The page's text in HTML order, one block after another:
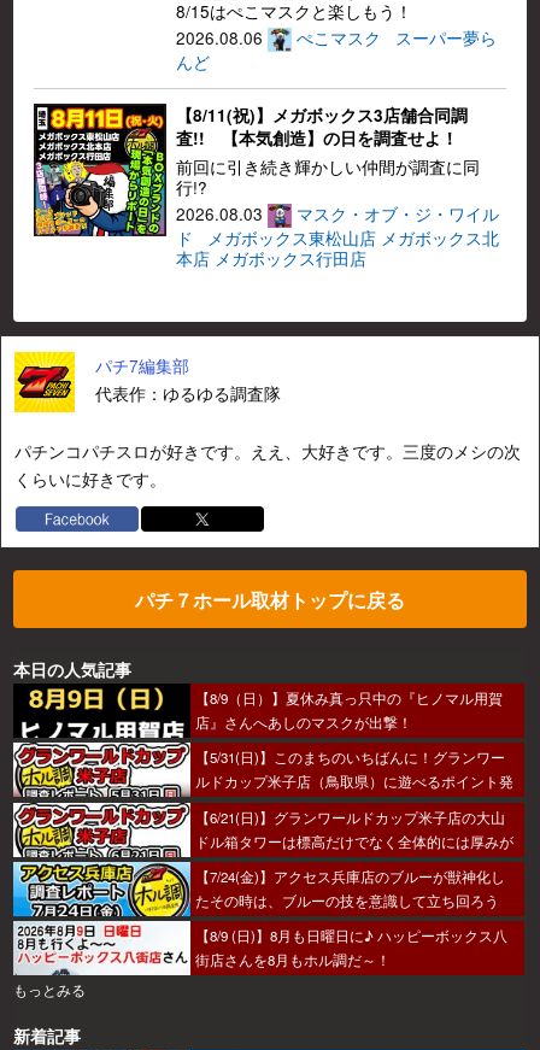
8/15はぺこマスクと楽しもう！
2026.08.06
ぺこマスク
スーパー夢ら
んど
【8/11(祝)】メガボックス3店舗合同調
査!! 【本気創造】の日を調査せよ！
前回に引き続き輝かしい仲間が調査に同
行!?
2026.08.03
マスク・オブ・ジ・ワイル
ド
メガボックス東松山店 メガボックス北
本店 メガボックス行田店
パチ7編集部
代表作：ゆるゆる調査隊
パチンコパチスロが好きです。ええ、大好きです。三度のメシの次
くらいに好きです。
パチ７ホール取材トップに戻る
本日の人気記事
【8/9（日）】夏休み真っ只中の『ヒノマル用賀
店』さんへあしのマスクが出撃！
【5/31(日)】このまちのいちばんに！グランワー
ルドカップ米子店（鳥取県）に遊べるポイント発
見！？
【6/21(日)】グランワールドカップ米子店の大山
ドル箱タワーは標高だけでなく全体的には厚みが
あった～！
【7/24(金)】アクセス兵庫店のブルーが獣神化し
たその時は、ブルーの技を意識して立ち回ろう
ぞ！
【8/9 (日)】8月も日曜日に♪ ハッピーボックス八
街店さんを8月もホル調だ～！
もっとみる
新着記事